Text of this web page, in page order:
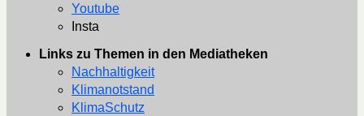
Youtube
Insta
Links zu Themen in den Mediatheken
Nachhaltigkeit
Klimanotstand
KlimaSchutz